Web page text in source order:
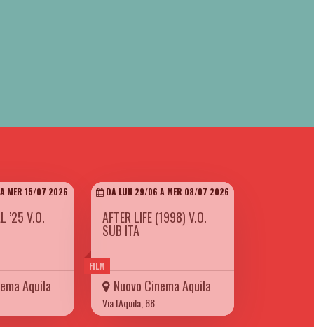
MER 15/07 2026
’25 V.O.
Aquila
FILM
DA LUN 29/06 A MER 08/07 2026
AFTER LIFE (1998) V.O.
SUB ITA
Nuovo Cinema Aquila
Via l'Aquila, 68